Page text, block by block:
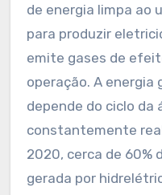
de energia limpa ao
para produzir
emite gases de
operação. A energia
depende do ciclo da
constantemente
2020, cerca de 60%
gerada por